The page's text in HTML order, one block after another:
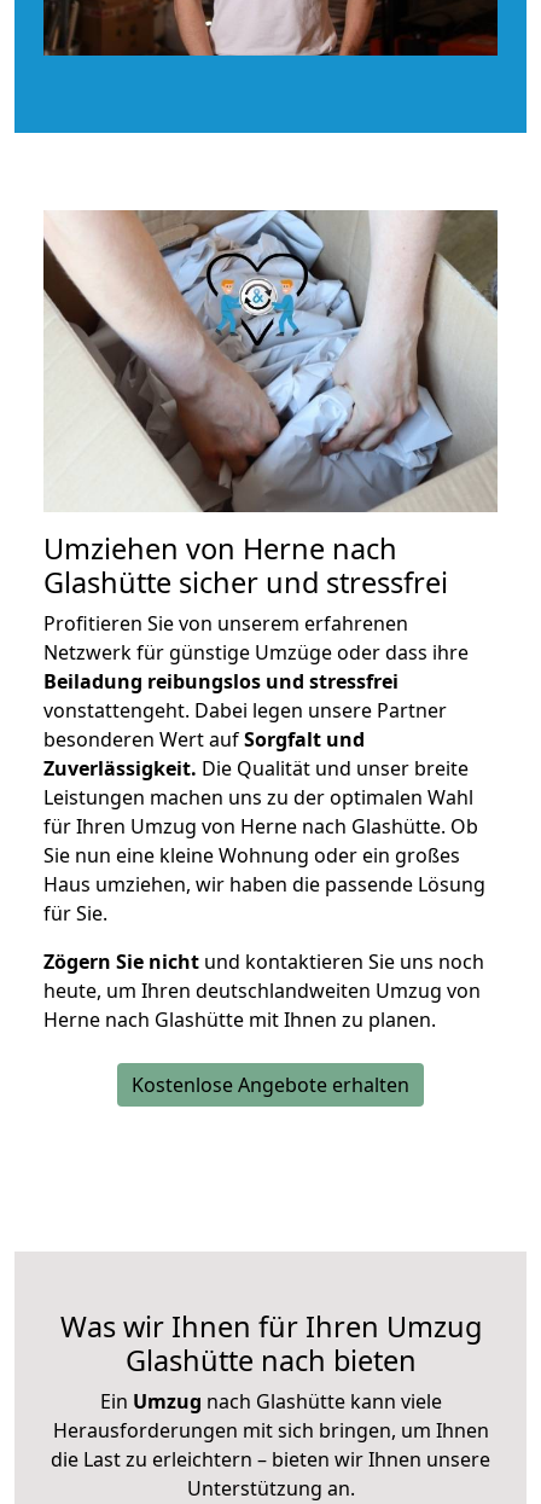
Umziehen von Herne nach
Glashütte sicher und stressfrei
Profitieren Sie von unserem erfahrenen
Netzwerk für günstige Umzüge oder dass ihre
Beiladung reibungslos und stressfrei
vonstattengeht. Dabei legen unsere Partner
besonderen Wert aufSorgfalt und
Zuverlässigkeit. Die Qualität und unser breite
Leistungen machen uns zu der optimalen Wahl
für Ihren Umzug von Herne nach Glashütte. Ob
Sie nun eine kleine Wohnung oder ein großes
Haus umziehen, wir haben die passende Lösung
für Sie.
Zögern Sie nicht und kontaktieren Sie uns noch
heute, um Ihren deutschlandweiten Umzug von
Herne nach Glashütte mit Ihnen zu planen.
Kostenlose Angebote erhalten
Was wir Ihnen für Ihren Umzug
Glashütte nach bieten
Ein Umzug nach Glashütte kann viele
Herausforderungen mit sich bringen, um Ihnen
die Last zu erleichtern – bieten wir Ihnen unsere
Unterstützung an.